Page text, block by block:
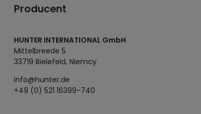
Producent
HUNTER INTERNATIONAL GmbH
Mittelbreede 5
33719 Bielefeld, Niemcy
info@hunter.de
+49 (0) 521 16399-740